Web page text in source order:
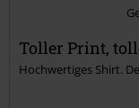
Kommentar jetzt
Toller Print,
Hochwertiges Shirt.